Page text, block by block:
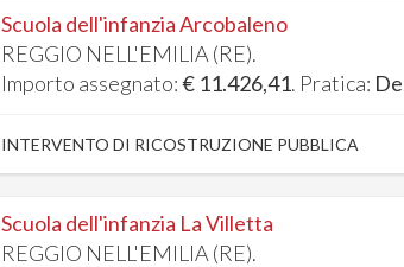
Scuola dell'infanzia Arcobaleno
REGGIO NELL'EMILIA (RE).
Importo assegnato:€ 11.426,41. Pratica:
INTERVENTO DI RICOSTRUZIONE PUBBLICA
Scuola dell'infanzia La Villetta
REGGIO NELL'EMILIA (RE).